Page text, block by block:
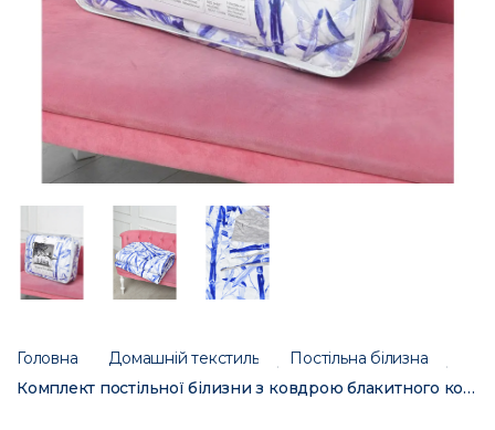
Головна Домашній текстиль
Постільна білизна
Комплект постільної білизни з ковдрою блакитного кольору півторка 07187 186526C